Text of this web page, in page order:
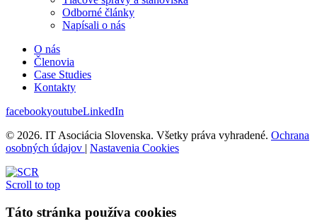
Odborné články
Napísali o nás
O nás
Členovia
Case Studies
Kontakty
facebookyoutubeLinkedIn
© 2026. IT Asociácia Slovenska. Všetky práva vyhradené. Ochrana
osobných údajov | Nastavenia Cookies
Scroll to top
Táto stránka používa cookies